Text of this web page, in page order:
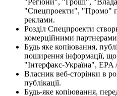
"Регіони", "Гроші",
"Спецпроекти", "Промо"
реклами.
Розділ Спецпроекти
комерційними
Будь яке копіювання,
поширення інформації,
"Інтерфакс-Україна", EPA
Власник веб-сторінки в
публікації.
Будь-яке копіювання,